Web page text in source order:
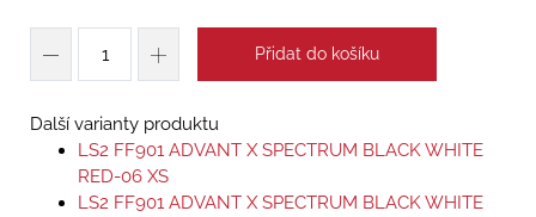
Přidat do košíku
Další varianty produktu
LS2 FF901 ADVANT X SPECTRUM BLACK WHITE
RED-06 XS
LS2 FF901 ADVANT X SPECTRUM BLACK WHITE